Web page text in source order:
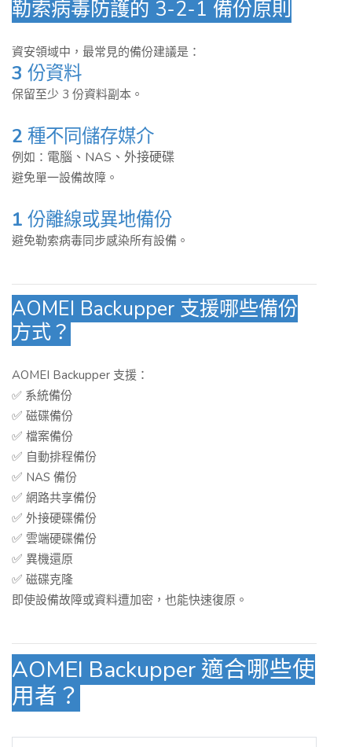
勒索病毒防護的 3-2-1 備份原則
資安領域中，最常見的備份建議是：
3 份資料
保留至少 3 份資料副本。
2 種不同儲存媒介
例如： 電腦、 NAS、 外接硬碟
避免單一設備故障。
1 份離線或異地備份
避免勒索病毒同步感染所有設備。
AOMEI Backupper 支援哪些備份
方式？
AOMEI Backupper 支援：
✅ 系統備份
✅ 磁碟備份
✅ 檔案備份
✅ 自動排程備份
✅ NAS 備份
✅ 網路共享備份
✅ 外接硬碟備份
✅ 雲端硬碟備份
✅ 異機還原
✅ 磁碟克隆
即使設備故障或資料遭加密，也能快速復原。
AOMEI Backupper 適合哪些使
用者？